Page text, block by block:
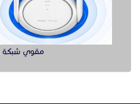
مقوي شبكة